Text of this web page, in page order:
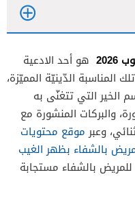
هو أحد الادعية
الدّينيّة المميّزة،
الخير التي تتغنّى به
والبركات المنشورة مع
وعبرموقع محتويات
بالشفاء بظهر الغيب
للمريض بالشفاء مستجابة